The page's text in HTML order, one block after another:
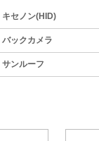
キセノン(HID)
バックカメラ
サンルーフ